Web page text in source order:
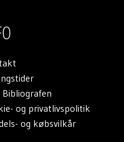
Bibliografen
og privatlivspolitik
og købsvilkår